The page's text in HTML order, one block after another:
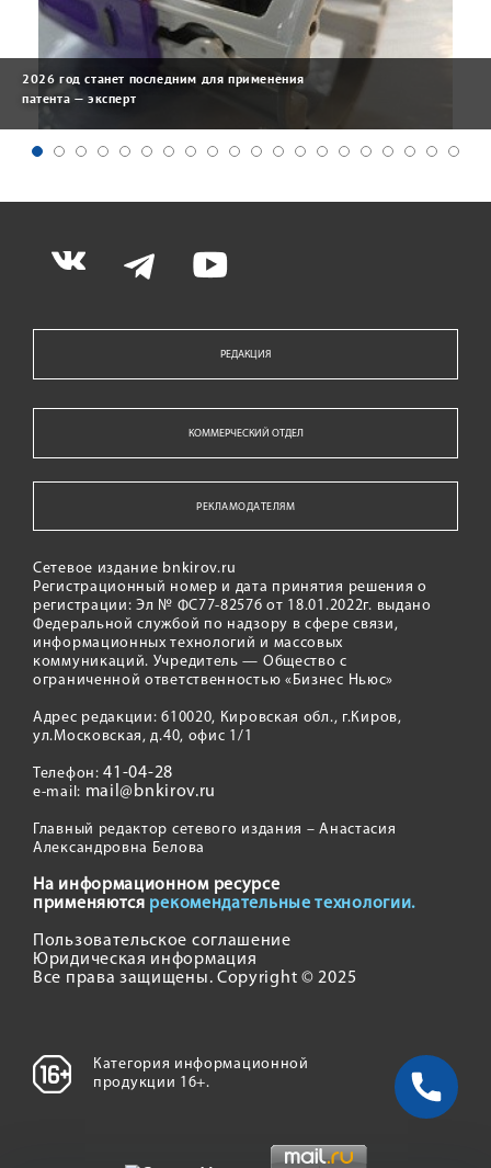
2026 год станет последним для применения
патента — эксперт
РЕДАКЦИЯ
КОММЕРЧЕСКИЙ ОТДЕЛ
РЕКЛАМОДАТЕЛЯМ
Сетевое издание bnkirov.ru
Регистрационный номер и дата принятия решения о
регистрации: Эл № ФС77-82576 от 18.01.2022г. выдано
Федеральной службой по надзору в сфере связи,
информационных технологий и массовых
коммуникаций. Учредитель — Общество с
ограниченной ответственностью «Бизнес Ньюс»
Адрес редакции: 610020, Кировская обл., г.Киров,
ул.Московская, д.40, офис 1/1
Телефон:41-04-28
e-mail: mail@bnkirov.ru
Главный редактор сетевого издания – Анастасия
Александровна Белова
На информационном ресурсе
применяются рекомендательные технологии.
Пользовательское соглашение
Юридическая информация
Все права защищены. Copyright © 2025
Категория информационной
продукции 16+.